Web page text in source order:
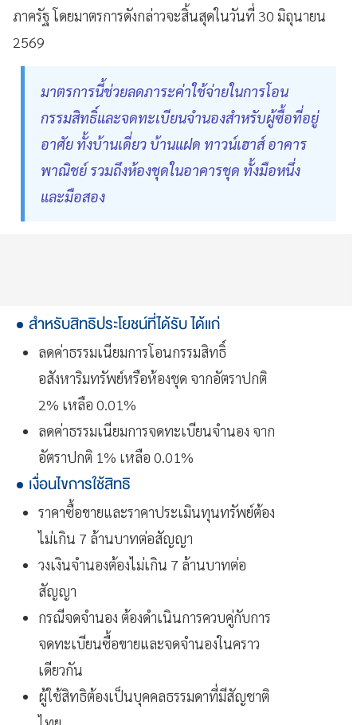
ภาครัฐ โดยมาตรการดังกล่าวจะสิ้นสุดในวันที่ 30 มิถุนายน
2569
มาตรการนี้ช่วยลดภาระค่าใช้จ่ายในการโอน
กรรมสิทธิ์และจดทะเบียนจำนองสำหรับผู้ซื้อที่อยู่
อาศัย ทั้งบ้านเดี่ยว บ้านแฝด ทาวน์เฮาส์ อาคาร
พาณิชย์ รวมถึงห้องชุดในอาคารชุด ทั้งมือหนึ่ง
และมือสอง
สำหรับสิทธิประโยชน์ที่ได้รับ ได้แก่
ลดค่าธรรมเนียมการโอนกรรมสิทธิ์
อสังหาริมทรัพย์หรือห้องชุด จากอัตราปกติ
2% เหลือ 0.01%
ลดค่าธรรมเนียมการจดทะเบียนจำนอง จาก
อัตราปกติ 1% เหลือ 0.01%
เงื่อนไขการใช้สิทธิ
ราคาซื้อขายและราคาประเมินทุนทรัพย์ต้อง
ไม่เกิน 7 ล้านบาทต่อสัญญา
วงเงินจำนองต้องไม่เกิน 7 ล้านบาทต่อ
สัญญา
กรณีจดจำนอง ต้องดำเนินการควบคู่กับการ
จดทะเบียนซื้อขายและจดจำนองในคราว
เดียวกัน
ผู้ใช้สิทธิต้องเป็นบุคคลธรรมดาที่มีสัญชาติ